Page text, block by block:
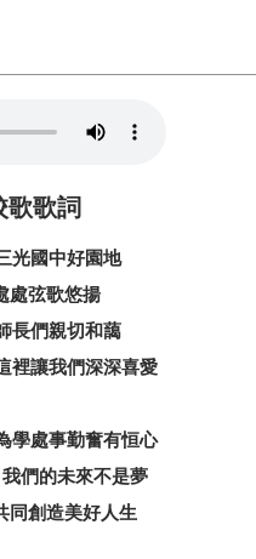
歌歌詞
光國中好園地
弦歌悠揚
長們親切和藹
讓我們深深喜愛
處事勤奮有恒心
們的未來不是夢
創造美好人生